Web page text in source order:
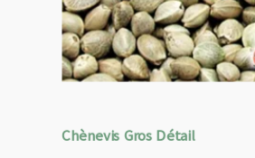
Chènevis Gros Détail